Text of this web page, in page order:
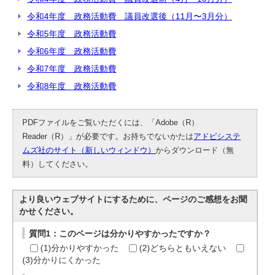
令和4年度 政務活動費 議員改選後（11月〜3月分）
令和5年度 政務活動費
令和6年度 政務活動費
令和7年度 政務活動費
令和8年度 政務活動費
PDFファイルをご覧いただくには、「Adobe（R）
Reader（R）」が必要です。お持ちでないかたはアドビシステ
ムズ社のサイト（新しいウィンドウ）からダウンロード（無
料）してください。
より良いウェブサイトにするために、ページのご感想をお聞
かせください。
質問1：このページは分かりやすかったですか？
(1)分かりやすかった
(2)どちらともいえない
(3)分かりにくかった